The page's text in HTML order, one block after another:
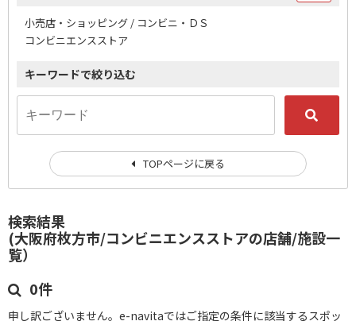
検索結果
(大阪府枚方市/コンビニエンスストアの店舗/施設一
覧）
0件
申し訳ございません。e-navitaではご指定の条件に該当するスポッ
小売店・ショッピング / コンビニ・ＤＳ
コンビニエンスストア
キーワードで絞り込む
TOPページに戻る